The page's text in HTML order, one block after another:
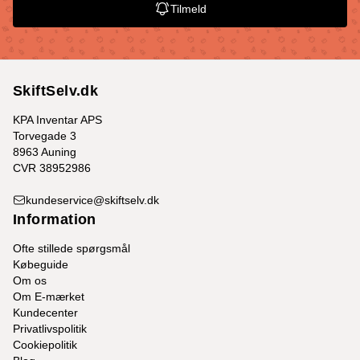
Tilmeld
SkiftSelv.dk
KPA Inventar APS
Torvegade 3
8963 Auning
CVR 38952986
kundeservice@skiftselv.dk
Information
Ofte stillede spørgsmål
Købeguide
Om os
Om E-mærket
Kundecenter
Privatlivspolitik
Cookiepolitik